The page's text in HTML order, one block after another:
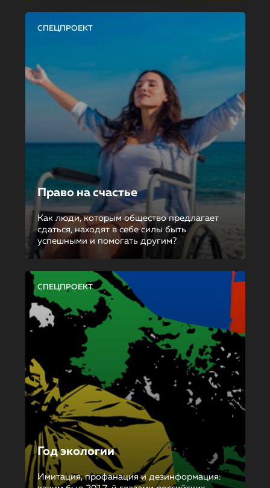
СПЕЦПРОЕКТ
Право на счастье
Как люди, которым общество предлагает
сдаться, находят в себе силы быть
успешными и помогать другим?
СПЕЦПРОЕКТ
Год экологии
Имитация, профанация и дезинформация: